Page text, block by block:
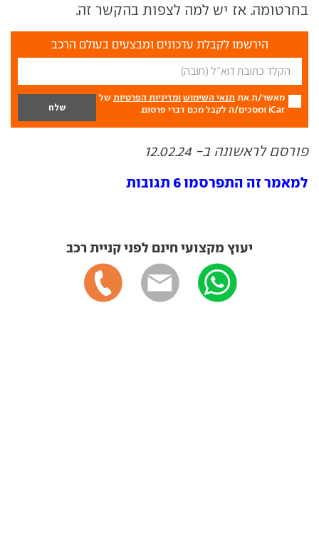
בחרטומה. אז יש למה לצפות בהקשר זה.
הירשמו לקבלת עדכונים ומבצעים בעולם הרכב
מאשר/ת את תנאי השימוש ומדיניות הפרטיות של
iCar ומסכים/ה לקבל מכם דברי פרסום.
פורסם לראשונה ב- 12.02.24
למאמר זה התפרסמו 6 תגובות
יעוץ מקצועי חינם לפני קניית רכב